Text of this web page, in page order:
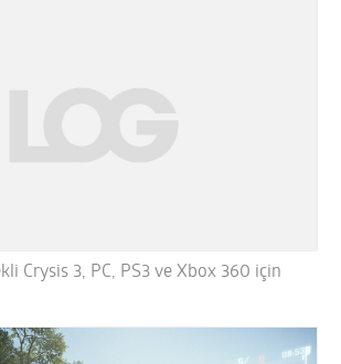
Crysis 3, PC, PS3 ve Xbox 360 için